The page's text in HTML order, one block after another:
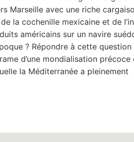
Marseille avec une riche
la cochenille mexicaine et de
américains sur un navire
? Répondre à cette
d’une mondialisation précoce
la Méditerranée a pleinement